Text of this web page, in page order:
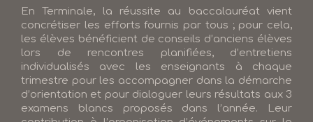
En Terminale, la réussite au baccalauréat vient
concrétiser les efforts fournis par tous ; pour cela,
les élèves bénéficient de conseils d’anciens élèves
lors de rencontres planifiées, d’entretiens
individualisés avec les enseignants à chaque
trimestre pour les accompagner dans la démarche
d’orientation et pour dialoguer leurs résultats aux 3
examens blancs proposés dans l’année. Leur